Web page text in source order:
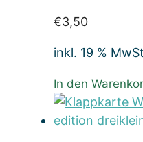
€3,50
inkl. 19 %
In den